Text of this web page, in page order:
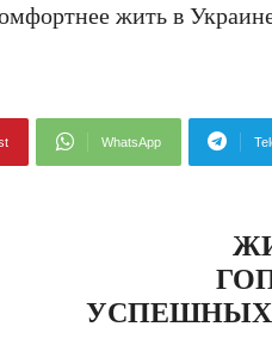
жить в
WhatsApp
УСПЕШНЫХ